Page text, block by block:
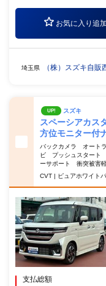
お気に入り追加
埼玉県 （株）スズキ自
UP! スズキ
スペーシアカ
方位モニター付
バックカメラ オート
ビ プッシュスタート
ーサポート 衝突被害
CVT | ピュアホワイト
支払総額